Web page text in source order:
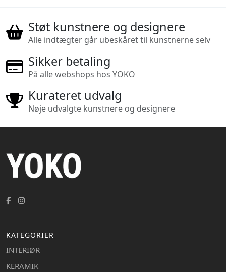
Støt kunstnere og designere
Alle indtægter går ubeskåret til kunstnerne selv
Sikker betaling
På alle webshops hos YOKO
Kurateret udvalg
Nøje udvalgte kunstnere og designere
KATEGORIER
INTERIØR
KERAMIK